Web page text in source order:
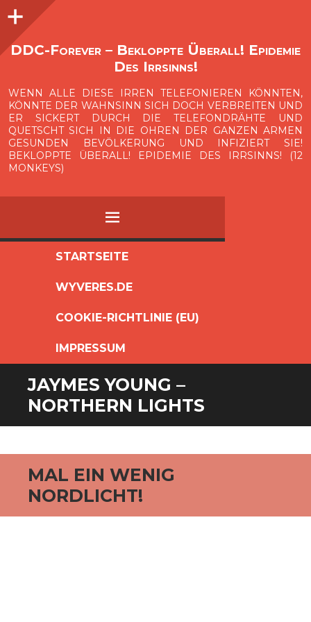
O
p
e
n
i
d
e
b
a
DDC-Forever – Bekloppte Überall! Epidemie
Des Irrsinns!
WENN ALLE DIESE IRREN TELEFONIEREN KÖNNTEN,
KÖNNTE DER WAHNSINN SICH DOCH VERBREITEN UND
ER SICKERT DURCH DIE TELEFONDRÄHTE UND
QUETSCHT SICH IN DIE OHREN DER GANZEN ARMEN
GESUNDEN BEVÖLKERUNG UND INFIZIERT SIE!
BEKLOPPTE ÜBERALL! EPIDEMIE DES IRRSINNS! (12
MONKEYS)
MENÜ
SPRINGEN
STARTSEITE
WYVERES.DE
COOKIE-RICHTLINIE (EU)
IMPRESSUM
Seitenleiste
JAYMES YOUNG –
NORTHERN LIGHTS
MAL EIN WENIG
NORDLICHT!